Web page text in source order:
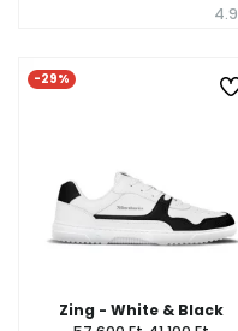
4.9
-29%
Zing - White & Black